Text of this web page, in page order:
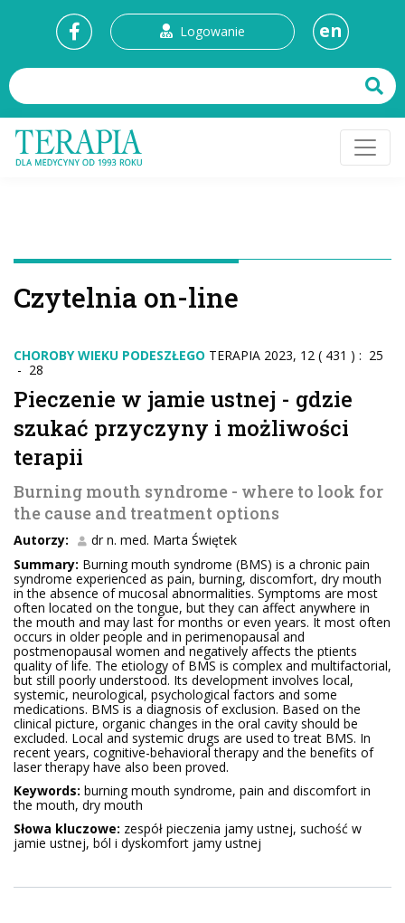
Logowanie en
Czytelnia on-line
CHOROBY WIEKU PODESZŁEGO TERAPIA 2023, 12 ( 431 ) : 25
- 28
Pieczenie w jamie ustnej - gdzie
szukać przyczyny i możliwości
terapii
Burning mouth syndrome - where to look for
the cause and treatment options
Autorzy:
dr n. med. Marta Świętek
Summary: Burning mouth syndrome (BMS) is a chronic pain
syndrome experienced as pain, burning, discomfort, dry mouth
in the absence of mucosal abnormalities. Symptoms are most
often located on the tongue, but they can affect anywhere in
the mouth and may last for months or even years. It most often
occurs in older people and in perimenopausal and
postmenopausal women and negatively affects the ptients
quality of life. The etiology of BMS is complex and multifactorial,
but still poorly understood. Its development involves local,
systemic, neurological, psychological factors and some
medications. BMS is a diagnosis of exclusion. Based on the
clinical picture, organic changes in the oral cavity should be
excluded. Local and systemic drugs are used to treat BMS. In
recent years, cognitive-behavioral therapy and the benefits of
laser therapy have also been proved.
Keywords: burning mouth syndrome, pain and discomfort in
the mouth, dry mouth
Słowa kluczowe: zespół pieczenia jamy ustnej, suchość w
jamie ustnej, ból i dyskomfort jamy ustnej